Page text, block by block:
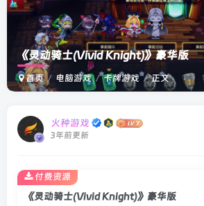
《灵动骑士(Vivid Knight)》豪华版
首页 电脑游戏 卡牌游戏 正文
火种游戏
3年前更新
《灵动骑士(Vivid Knight)》豪华版
付费资源